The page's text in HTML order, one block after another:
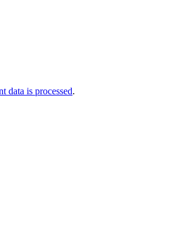
data is processed.